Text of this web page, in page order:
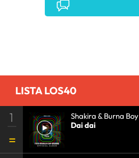
•TELECOMUNICACIONES
COMUNICACIONES•
LISTA LOS40
1
Shakira & Burna Boy
Dai dai